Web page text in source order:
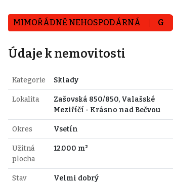
MIMOŘÁDNĚ NEHOSPODÁRNÁ G
Údaje k nemovitosti
Kategorie Sklady
Lokalita
Zašovská 850/850, Valašské
Meziříčí - Krásno nad Bečvou
Okres Vsetín
Užitná
plocha
12.000 m²
Stav
Velmi dobrý